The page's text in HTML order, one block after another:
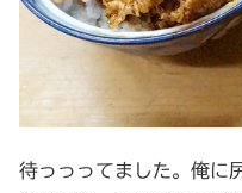
待っっってました。俺に